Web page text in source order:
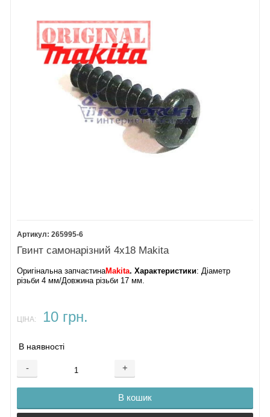
Кільце круглого перетину 4
Опорна плита BO3711
U-подібна шайба 5
Шестигранна гайка M5-8
Шарикопідшипник 6202DDW
Ексцентрикова пластина BO3711
Гвинт з потайною голівкою M5x16
Кільце круглого перетину 53
Підошва BO3711
Плита пробивного штампу BO3711
265995-6
Гвинт самонарізний 4х18 Makita
Оригінальна запчастинаMakita. Характеристики: Діаметр
різьби 4 мм/Довжина різьби 17 мм.
ЦІНА: 10 грн.
В наявності
- +
В кошик